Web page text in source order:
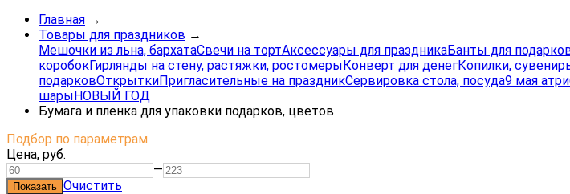
Главная →
Товары для праздников →
Мешочки из льна, бархатаСвечи на тортАксессуары для праздникаБанты для
коробокГирлянды на стену, растяжки, ростомерыКонверт для денегКопилки,
подарковОткрыткиПригласительные на праздникСервировка стола, посуда9 мая
шарыНОВЫЙ ГОД
Бумага и пленка для упаковки подарков, цветов
Подбор по параметрам
Цена, руб.
—
Очистить